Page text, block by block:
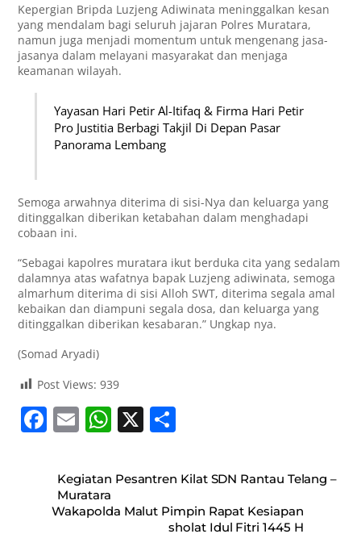
Kepergian Bripda Luzjeng Adiwinata meninggalkan kesan
yang mendalam bagi seluruh jajaran Polres Muratara,
namun juga menjadi momentum untuk mengenang jasa-
jasanya dalam melayani masyarakat dan menjaga
keamanan wilayah.
Yayasan Hari Petir Al-Itifaq & Firma Hari Petir
Pro Justitia Berbagi Takjil Di Depan Pasar
Panorama Lembang
Semoga arwahnya diterima di sisi-Nya dan keluarga yang
ditinggalkan diberikan ketabahan dalam menghadapi
cobaan ini.
“Sebagai kapolres muratara ikut berduka cita yang sedalam
dalamnya atas wafatnya bapak Luzjeng adiwinata, semoga
almarhum diterima di sisi Alloh SWT, diterima segala amal
kebaikan dan diampuni segala dosa, dan keluarga yang
ditinggalkan diberikan kesabaran.” Ungkap nya.
(Somad Aryadi)
Post Views: 939
F
c
e
b
E
ai
l
W
at
s
A
X
ar
Kegiatan Pesantren Kilat SDN Rantau Telang –
Muratara
Wakapolda Malut Pimpin Rapat Kesiapan
sholat Idul Fitri 1445 H